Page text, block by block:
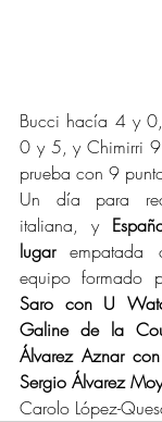
Bucci hacía 4 y
0 y 5, y Chimirri
prueba con 9
Un día para
italiana, y
lugar empatada
equipo formado
Saro con U
Galine de la
Álvarez Aznar
Sergio Álvarez
Carolo López-